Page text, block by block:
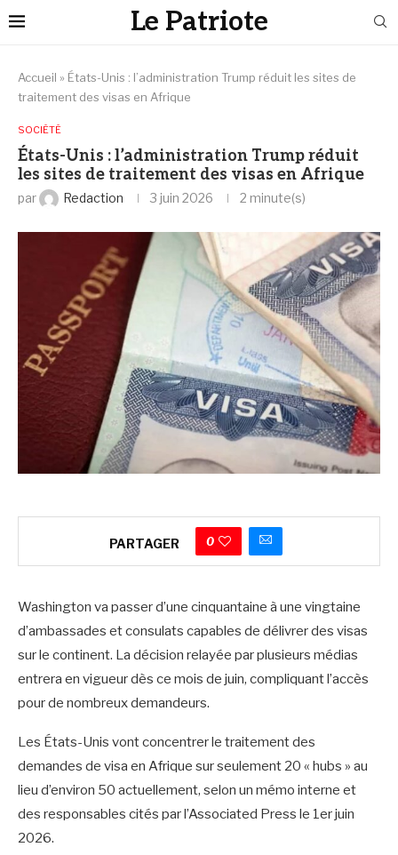
Le Patriote
Accueil » ‎États-Unis : l’administration Trump réduit les sites de
traitement des visas en Afrique
SOCIÉTÉ
‎États-Unis : l’administration Trump réduit
les sites de traitement des visas en Afrique
par Redaction 3 juin 2026 2 minute(s)
PARTAGER 0
Washington va passer d’une cinquantaine à une vingtaine
d’ambassades et consulats capables de délivrer des visas
sur le continent. La décision relayée par plusieurs médias
entrera en vigueur dès ce mois de juin, compliquant l’accès
pour de nombreux demandeurs.
‎Les États-Unis vont concentrer le traitement des
demandes de visa en Afrique sur seulement 20 « hubs » au
lieu d’environ 50 actuellement, selon un mémo interne et
des responsables cités par l’Associated Press le 1er juin
2026.